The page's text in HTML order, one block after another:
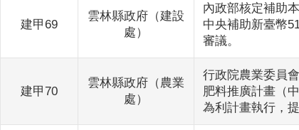
建甲69
雲林縣政府（建設
處）
內政部核定補助
中央補助新臺幣
審議。
建甲70
雲林縣政府（農業
處）
行政院農業委員
肥料推廣計畫（
為利計畫執行，